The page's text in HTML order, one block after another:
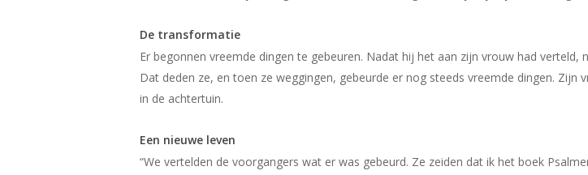
De transformatie
Er begonnen vreemde dingen te gebeuren. Nadat hij het aan zijn vrouw had
Dat deden ze, en toen ze weggingen, gebeurde er nog steeds vreemde dingen.
in de achtertuin.
Een nieuwe leven
“We vertelden de voorgangers wat er was gebeurd. Ze zeiden dat ik het boek